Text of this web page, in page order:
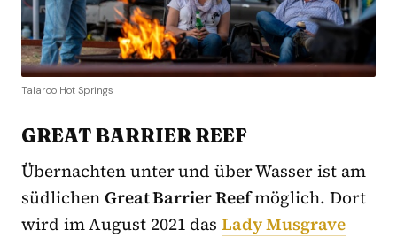
Talaroo Hot Springs
GREAT BARRIER REEF
Übernachten unter und über Wasser ist am
südlichenGreat Barrier Reefmöglich. Dort
wird im August 2021 dasLady Musgrave